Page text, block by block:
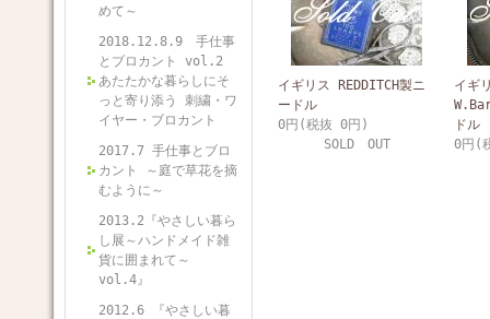
めて～
2018.12.8.9 手仕事
とブロカント vol.2
あたたかな暮らしにそ
っと寄り添う 刺繍・ワ
イヤー・ブロカント
2017.7 手仕事とブロ
カント ～庭で草花を摘
むように～
2013.2『やさしい暮ら
し展～ハンドメイド雑
貨に囲まれて～
vol.4』
2012.6 『やさしい暮
イギリス REDDITCH製ニ
ードル
0円(税抜 0円)
SOLD OUT
イギ
ドル
0円(